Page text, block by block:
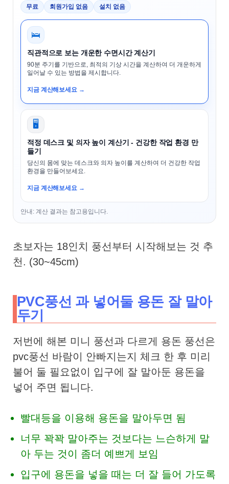
무료 회원가입 없음 설치 없음
🛌
직관적으로 보는 개운한 수면시간 계산기
90분 주기를 기반으로, 최적의 기상 시간을 계산하여 더 개운하게
일어날 수 있는 방법을 제시합니다.
지금 계산해보세요 →
🖥️
적정 데스크 및 의자 높이 계산기 - 건강한 작업 환경 만
들기
당신의 몸에 맞는 데스크와 의자 높이를 계산하여 더 건강한 작업
환경을 만들어보세요.
지금 계산해보세요 →
안내: 계산 결과는 참고용입니다.
초보자는 18인치 풍선부터 시작해보는 것 추
천. (30~45cm)
PVC풍선 과 넣어둘 용돈 잘 말아
두기
저번에 해본 미니 풍선과 다르게 용돈 풍선은
pvc풍선 바람이 안빠지는지 체크 한 후 미리
불어 둘 필요없이 입구에 잘 말아둔 용돈을
넣어 주면 됩니다.
빨대등을 이용해 용돈을 말아두면 됨
너무 꽉꽉 말아주는 것보다는 느슨하게 말
아 두는 것이 좀더 예쁘게 보임
입구에 용돈을 넣을 때는 더 잘 들어 가도록